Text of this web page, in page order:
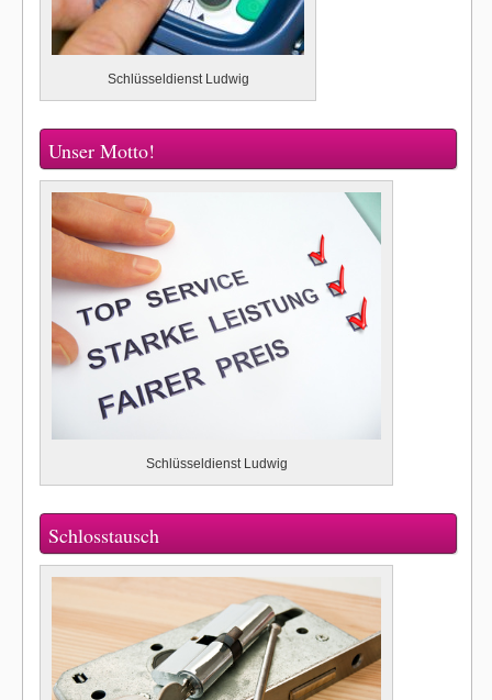
Schlüsseldienst Ludwig
Unser Motto!
Schlüsseldienst Ludwig
Schlosstausch